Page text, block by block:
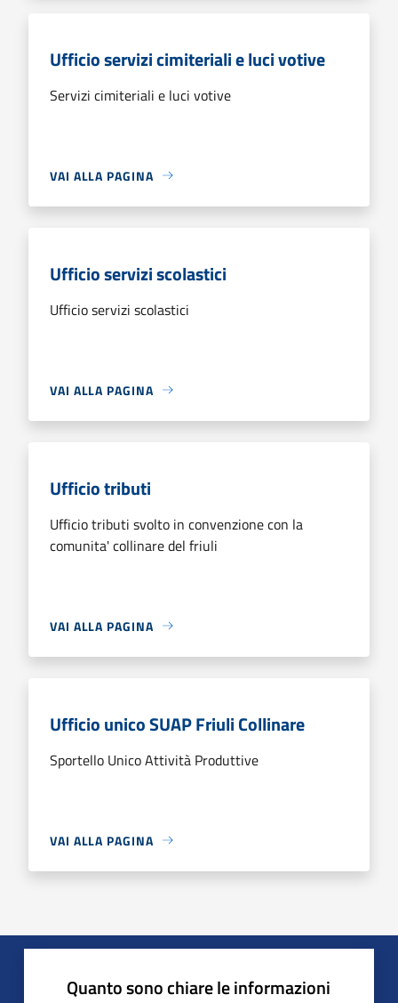
Ufficio servizi cimiteriali e luci votive
Servizi cimiteriali e luci votive
VAI ALLA PAGINA
Ufficio servizi scolastici
Ufficio servizi scolastici
VAI ALLA PAGINA
Ufficio tributi
Ufficio tributi svolto in convenzione con la
comunita' collinare del friuli
VAI ALLA PAGINA
Ufficio unico SUAP Friuli Collinare
Sportello Unico Attività Produttive
VAI ALLA PAGINA
Quanto sono chiare le informazioni